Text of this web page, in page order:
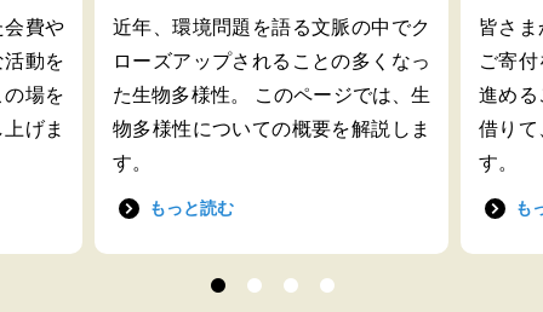
会費や
動を
場を
げま
近年、環境問題を語る文脈の中でク
ローズアップされることの多くなっ
た生物多様性。 このページでは、生
物多様性についての概要を解説しま
す。
もっと読む
皆さ
ご寄
進める
借りて
す。
も